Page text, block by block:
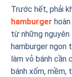
Trước hết, phải
hamburger
từ những
hamburger ngon
làm vỏ bánh
bánh xốm, mềm,